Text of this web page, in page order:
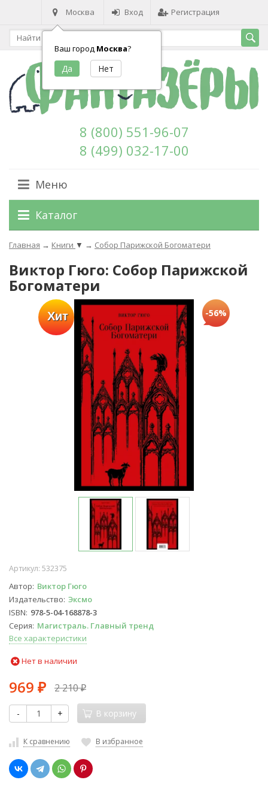
Москва
Ваш город Москва?
Вход Регистрация
8 (800) 551-96-07
8 (499) 032-17-00
Меню
Каталог
Главная → Книги ▼ → Собор Парижской Богоматери
Виктор Гюго: Собор Парижской
Богоматери
Хит -56%
Артикул: 532375
Автор Виктор Гюго
Издательство Эксмо
ISBN 978-5-04-168878-3
Серия Магистраль. Главный тренд
Все характеристики
Нет в наличии
969 ₽ 2 210₽
- + В корзину
К сравнению В избранное